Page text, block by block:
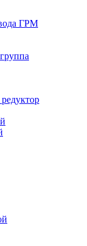
ГРМ